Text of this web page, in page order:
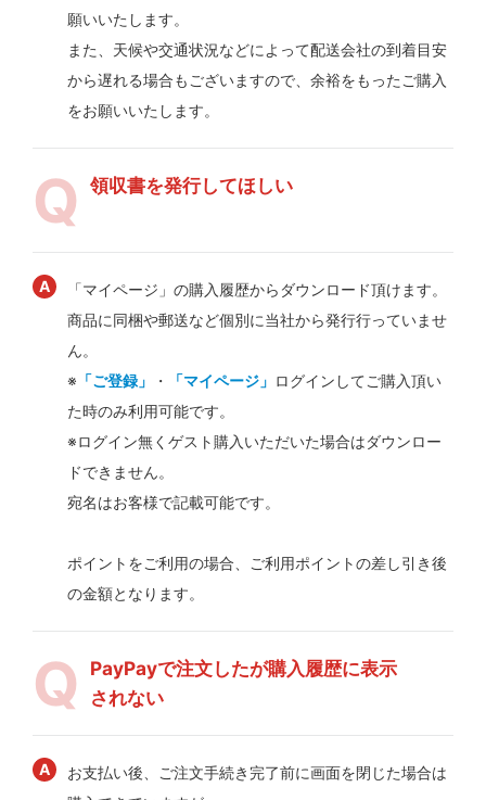
願いいたします。
また、天候や交通状況などによって配送会社の到着目安
から遅れる場合もございますので、余裕をもったご購入
をお願いいたします。
領収書を発行してほしい
「マイページ」の購入履歴からダウンロード頂けます。
商品に同梱や郵送など個別に当社から発行行っていませ
ん。
※ 「ご登録」 ・ 「マイページ」 ログインしてご購入頂い
た時のみ利用可能です。
※ログイン無くゲスト購入いただいた場合はダウンロー
ドできません。
宛名はお客様で記載可能です。
ポイントをご利用の場合、ご利用ポイントの差し引き後
の金額となります。
PayPayで注文したが購入履歴に表示
されない
お支払い後、ご注文手続き完了前に画面を閉じた場合は